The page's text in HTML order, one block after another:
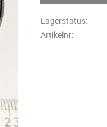
Lagerstatus
Artikelnr